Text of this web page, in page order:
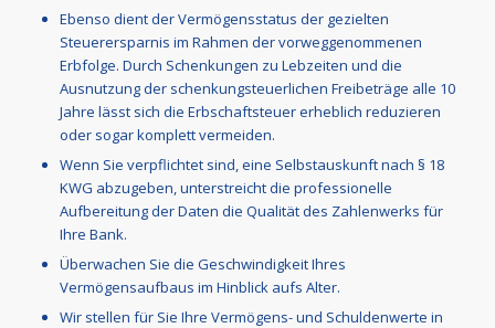
Ebenso dient der Vermögensstatus der gezielten
Steuerersparnis im Rahmen der vorweggenommenen
Erbfolge. Durch Schenkungen zu Lebzeiten und die
Ausnutzung der schenkungsteuerlichen Freibeträge alle 10
Jahre lässt sich die Erbschaftsteuer erheblich reduzieren
oder sogar komplett vermeiden.
Wenn Sie verpflichtet sind, eine Selbstauskunft nach § 18
KWG abzugeben, unterstreicht die professionelle
Aufbereitung der Daten die Qualität des Zahlenwerks für
Ihre Bank.
Überwachen Sie die Geschwindigkeit Ihres
Vermögensaufbaus im Hinblick aufs Alter.
Wir stellen für Sie Ihre Vermögens- und Schuldenwerte in